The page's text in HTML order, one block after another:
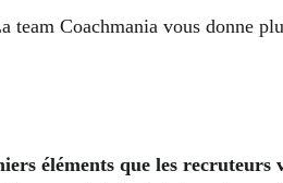
team Coachmania vous donne
éléments que les recruteurs